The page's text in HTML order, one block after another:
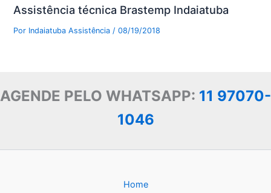
Assistência técnica Brastemp Indaiatuba
Por Indaiatuba Assistência /08/19/2018
AGENDE PELO WHATSAPP: 11 97070-
1046
Home